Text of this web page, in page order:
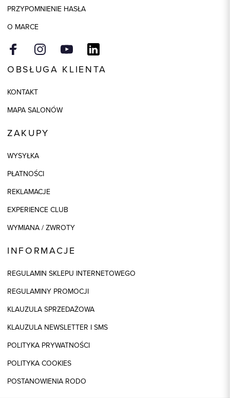
PRZYPOMNIENIE HASŁA
O MARCE
OBSŁUGA KLIENTA
KONTAKT
MAPA SALONÓW
ZAKUPY
WYSYŁKA
PŁATNOŚCI
REKLAMACJE
EXPERIENCE CLUB
WYMIANA / ZWROTY
INFORMACJE
REGULAMIN SKLEPU INTERNETOWEGO
REGULAMINY PROMOCJI
KLAUZULA SPRZEDAŻOWA
KLAUZULA NEWSLETTER I SMS
POLITYKA PRYWATNOŚCI
POLITYKA COOKIES
POSTANOWIENIA RODO